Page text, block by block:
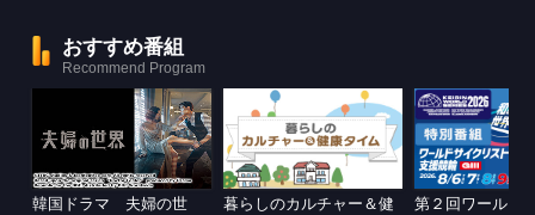
おすすめ番組
Recommend Program
韓国ドラマ 夫婦の世
暮らしのカルチャー＆健
第２回ワールド